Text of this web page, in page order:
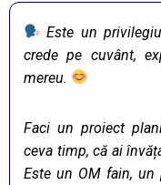
Este un
crede pe cuvânt,
mereu.
Faci un proiect
ceva timp, că ai
Este un OM fain, un